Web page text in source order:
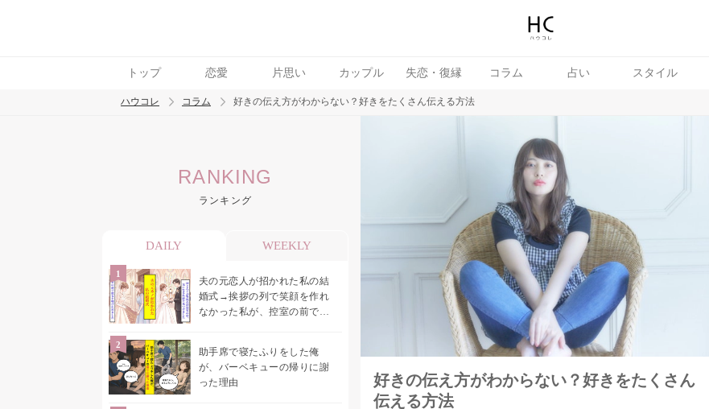
トップ 恋愛 片思い カップル 失恋・復縁 コラム 占い スタイル
トレンド ワード
ハウコレ コラム 好きの伝え方がわからない？好きをたくさん伝える方法
RANKING
ランキング
DAILY WEEKLY
夫の元恋人が招かれた私の結
婚式→挨拶の列で笑顔を作れ
なかった私が、控室の前で彼
助手席で寝たふりをした俺
が、バーベキューの帰りに謝
った理由
好きの伝え方がわからない？好きをたくさん
伝える方法